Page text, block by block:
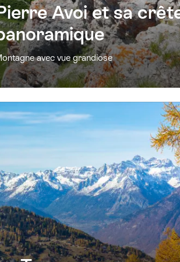
Avoi et sa
avec vue grandiose